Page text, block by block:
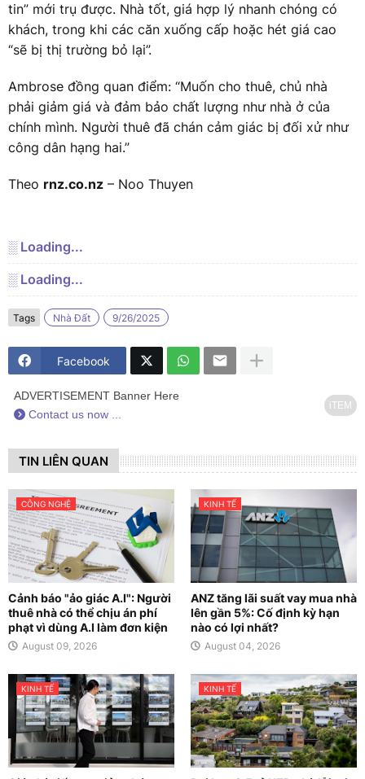
tin” mới trụ được. Nhà tốt, giá hợp lý nhanh chóng có
khách, trong khi các căn xuống cấp hoặc hét giá cao
“sẽ bị thị trường bỏ lại”.
Ambrose đồng quan điểm: “Muốn cho thuê, chủ nhà
phải giảm giá và đảm bảo chất lượng như nhà ở của
chính mình. Người thuê đã chán cảm giác bị đối xử như
công dân hạng hai.”
Theo rnz.co.nz – Noo Thuyen
░ Loading...
░ Loading...
Tags Nhà Đất 9/26/2025
Facebook
ADVERTISEMENT Banner Here
Contact us now ...
iTEM
TIN LIÊN QUAN
CÔNG NGHỆ
Cảnh báo "ảo giác A.I": Người
thuê nhà có thể chịu án phí
phạt vì dùng A.I làm đơn kiện
August 09, 2026
KINH TẾ
ANZ tăng lãi suất vay mua nhà
lên gần 5%: Cố định kỳ hạn
nào có lợi nhất?
August 04, 2026
KINH TẾ KINH TẾ